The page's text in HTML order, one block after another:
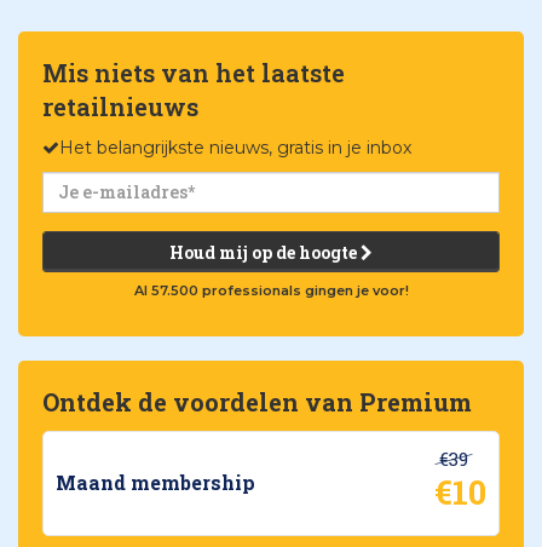
Mis niets van het laatste
retailnieuws
Het belangrijkste nieuws, gratis in je inbox
Houd mij op de hoogte
Al 57.500 professionals gingen je voor!
Ontdek de voordelen van Premium
Maand membership
€39
€10